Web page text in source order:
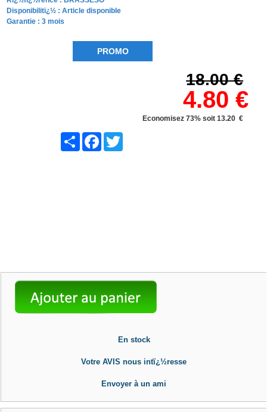
Disponibilitï¿½ : Article disponible
Garantie : 3 mois
PROMO
18.00 €
4.80 €
Economisez 73% soit 13.20 €
Share Facebook
En stock
Votre AVIS nous intï¿½resse
Envoyer à un ami